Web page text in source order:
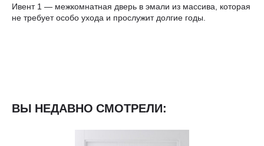
Ивент 1 — межкомнатная дверь в эмали из массива, которая
не требует особо ухода и прослужит долгие годы.
ВЫ НЕДАВНО СМОТРЕЛИ: